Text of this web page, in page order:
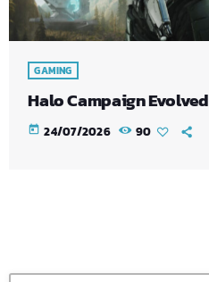
GAMING
Halo Campaign Evolved
today 24/07/2026 90